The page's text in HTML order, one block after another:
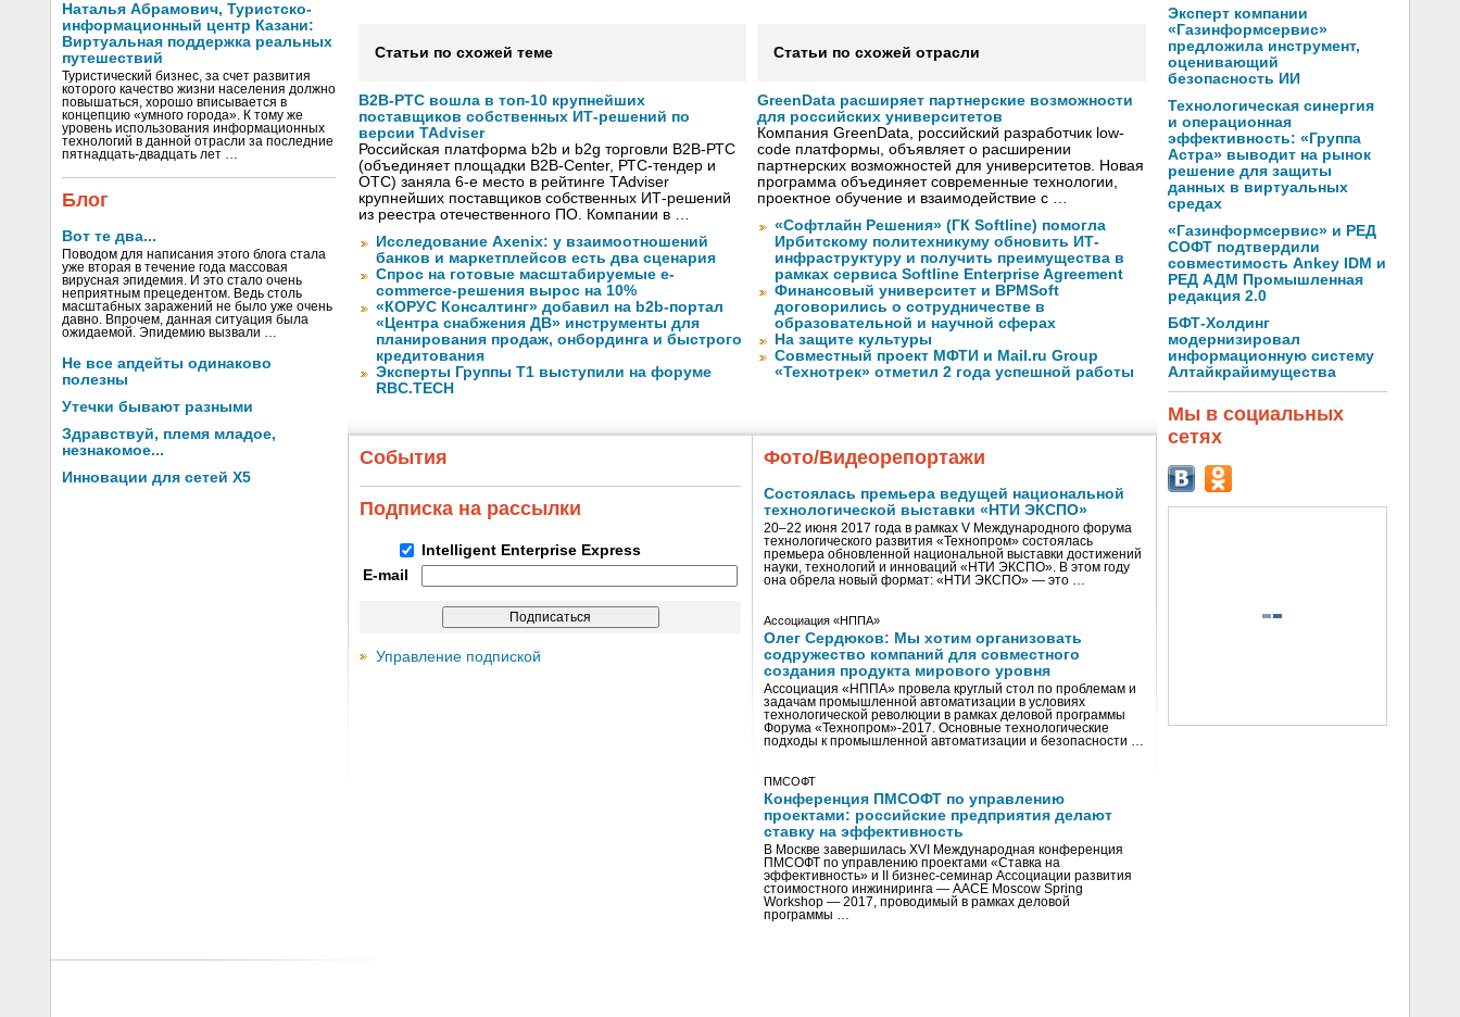
Наталья Абрамович, Туристско-
информационный центр Казани:
Виртуальная поддержка реальных
путешествий
Туристический бизнес, за счет развития
которого качество жизни населения должно
повышаться, хорошо вписывается в
концепцию «умного города». К тому же
уровень использования информационных
технологий в данной отрасли за последние
пятнадцать-двадцать лет …
Блог
Вот те два...
Поводом для написания этого блога стала
уже вторая в течение года массовая
вирусная эпидемия. И это стало очень
неприятным прецедентом. Ведь столь
масштабных заражений не было уже очень
давно. Впрочем, данная ситуация была
ожидаемой. Эпидемию вызвали …
Не все апдейты одинаково
полезны
Утечки бывают разными
Здравствуй, племя младое,
незнакомое...
Инновации для сетей X5
Статьи по схожей теме
B2B-РТС вошла в топ-10 крупнейших
поставщиков собственных ИТ-решений по
версии TAdviser
Российская платформа b2b и b2g торговли B2B-РТС
(объединяет площадки B2B-Center, РТС-тендер и
OTC) заняла 6-е место в рейтинге TAdviser
крупнейших поставщиков собственных ИТ-решений
из реестра отечественного ПО. Компании в …
Исследование Axenix: у взаимоотношений
банков и маркетплейсов есть два сценария
Спрос на готовые масштабируемые e-
commerce-решения вырос на 10%
«КОРУС Консалтинг» добавил на b2b-портал
«Центра снабжения ДВ» инструменты для
планирования продаж, онбординга и быстрого
кредитования
Эксперты Группы Т1 выступили на форуме
RBC.TECH
Статьи по схожей отрасли
GreenData расширяет партнерские возможности
для российских университетов
Компания GreenData, российский разработчик low-
code платформы, объявляет о расширении
партнерских возможностей для университетов. Новая
программа объединяет современные технологии,
проектное обучение и взаимодействие с …
«Софтлайн Решения» (ГК Softline) помогла
Ирбитскому политехникуму обновить ИТ-
инфраструктуру и получить преимущества в
рамках сервиса Softline Enterprise Agreement
Финансовый университет и BPMSoft
договорились о сотрудничестве в
образовательной и научной сферах
На защите культуры
Совместный проект МФТИ и Mail.ru Group
«Технотрек» отметил 2 года успешной работы
События
Подписка на рассылки
Intelligent Enterprise Express
E-mail
Управление подпиской
Фото/Видеорепортажи
Состоялась премьера ведущей национальной
технологической выставки «НТИ ЭКСПО»
20–22 июня 2017 года в рамках V Международного форума
технологического развития «Технопром» состоялась
премьера обновленной национальной выставки достижений
науки, технологий и инноваций «НТИ ЭКСПО». В этом году
она обрела новый формат: «НТИ ЭКСПО» — это …
Ассоциация «НППА»
Олег Сердюков: Мы хотим организовать
содружество компаний для совместного
создания продукта мирового уровня
Ассоциация «НППА» провела круглый стол по проблемам и
задачам промышленной автоматизации в условиях
технологической революции в рамках деловой программы
Форума «Технопром»-2017. Основные технологические
подходы к промышленной автоматизации и безопасности …
ПМСОФТ
Конференция ПМСОФТ по управлению
проектами: российские предприятия делают
ставку на эффективность
В Москве завершилась XVI Международная конференция
ПМСОФТ по управлению проектами «Ставка на
эффективность» и II бизнес-семинар Ассоциации развития
стоимостного инжиниринга — AACE Moscow Spring
Workshop — 2017, проводимый в рамках деловой
программы …
Эксперт компании
«Газинформсервис»
предложила инструмент,
оценивающий
безопасность ИИ
Технологическая синергия
и операционная
эффективность: «Группа
Астра» выводит на рынок
решение для защиты
данных в виртуальных
средах
«Газинформсервис» и РЕД
СОФТ подтвердили
совместимость Ankey IDM и
РЕД АДМ Промышленная
редакция 2.0
БФТ-Холдинг
модернизировал
информационную систему
Алтайкрайимущества
Мы в социальных
сетях